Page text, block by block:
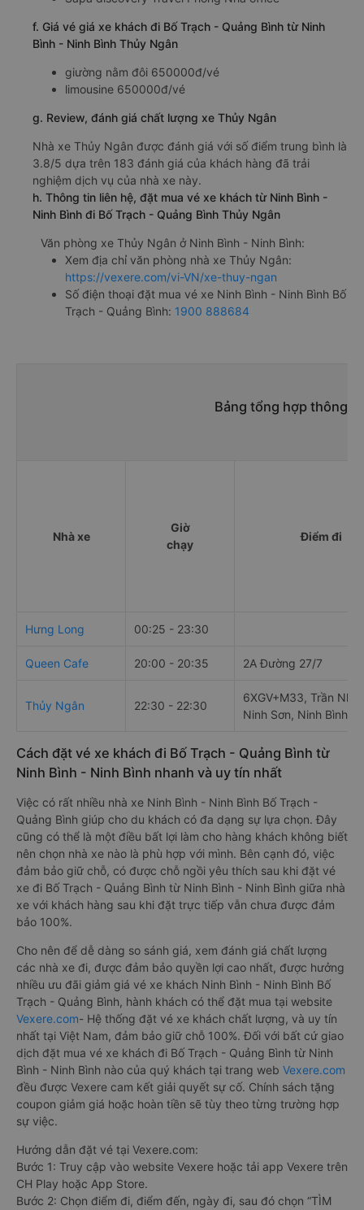
f. Giá vé giá xe khách đi Bố Trạch - Quảng Bình từ Ninh
Bình - Ninh Bình Thủy Ngân
giường nằm đôi 650000đ/vé
limousine 650000đ/vé
g. Review, đánh giá chất lượng xe Thủy Ngân
Nhà xe Thủy Ngân được đánh giá với số điểm trung bình là
3.8/5 dựa trên 183 đánh giá của khách hàng đã trải
nghiệm dịch vụ của nhà xe này.
h. Thông tin liên hệ, đặt mua vé xe khách từ Ninh Bình -
Ninh Bình đi Bố Trạch - Quảng Bình Thủy Ngân
Văn phòng xe Thủy Ngân ở Ninh Bình - Ninh Bình:
Xem địa chỉ văn phòng nhà xe Thủy Ngân:
https://vexere.com/vi-VN/xe-thuy-ngan
Số điện thoại đặt mua vé xe Ninh Bình - Ninh Bình Bố
Trạch - Quảng Bình: 1900 888684
Bảng tổng hợp thông
Nhà xe
Giờ
chạy
Điểm đi
Hưng Long 00:25 - 23:30
Queen Cafe 20:00 - 20:35 2A Đường 27/7
Thủy Ngân 22:30 - 22:30
6XGV+M33, Trần
Ninh Sơn, Ninh Bình
Cách đặt vé xe khách đi Bố Trạch - Quảng Bình từ
Ninh Bình - Ninh Bình nhanh và uy tín nhất
Việc có rất nhiều nhà xe Ninh Bình - Ninh Bình Bố Trạch -
Quảng Bình giúp cho du khách có đa dạng sự lựa chọn. Đây
cũng có thể là một điều bất lợi làm cho hàng khách không biết
nên chọn nhà xe nào là phù hợp với mình. Bên cạnh đó, việc
đảm bảo giữ chỗ, có được chỗ ngồi yêu thích sau khi đặt vé
xe đi Bố Trạch - Quảng Bình từ Ninh Bình - Ninh Bình giữa nhà
xe với khách hàng sau khi đặt trực tiếp vẫn chưa được đảm
bảo 100%.
Cho nên để dễ dàng so sánh giá, xem đánh giá chất lượng
các nhà xe đi, được đảm bảo quyền lợi cao nhất, được hưởng
nhiều ưu đãi giảm giá vé xe khách Ninh Bình - Ninh Bình Bố
Trạch - Quảng Bình, hành khách có thể đặt mua tại website
Vexere.com- Hệ thống đặt vé xe khách chất lượng, và uy tín
nhất tại Việt Nam, đảm bảo giữ chỗ 100%. Đối với bất cứ giao
dịch đặt mua vé xe khách đi Bố Trạch - Quảng Bình từ Ninh
Bình - Ninh Bình nào của quý khách tại trang web Vexere.com
đều được Vexere cam kết giải quyết sự cố. Chính sách tặng
coupon giảm giá hoặc hoàn tiền sẽ tùy theo từng trường hợp
sự việc.
Hướng dẫn đặt vé tại Vexere.com:
Bước 1: Truy cập vào website Vexere hoặc tải app Vexere trên
CH Play hoặc App Store.
Bước 2: Chọn điểm đi, điểm đến, ngày đi, sau đó chọn “TÌM